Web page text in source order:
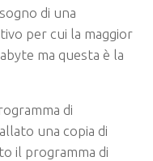
di una
per cui la maggior
ma questa è la
di
una copia di
il programma di